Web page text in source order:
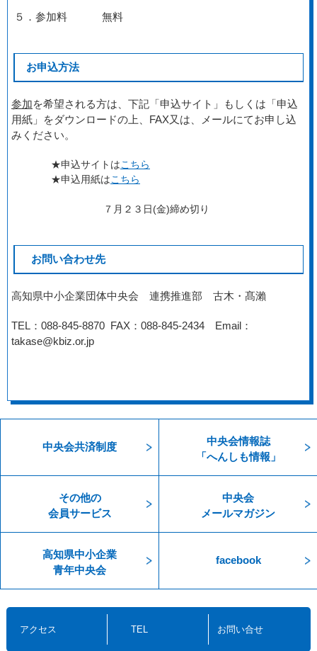
５．参加料 無料
お申込方法
参加を希望される方は、下記 「申込サイト」 もしくは「申込
用紙 」をダウンロードの上、FAX又は、メールにてお申し込
みください。
★申込サイトはこちら
★申込用紙はこちら
７ 月２３日(金)締め切り
お問い合わせ先
高知県中小企業団体中央会 連携推進部 古木・髙瀨
TEL：088-845-8870 FAX：088-845-2434 Email：
takase@kbiz.or.jp
中央会共済制度
中央会情報誌
「へんしも情報」
その他の
会員サービス
中央会
メールマガジン
高知県中小企業
青年中央会
facebook
アクセス TEL お問い合せ